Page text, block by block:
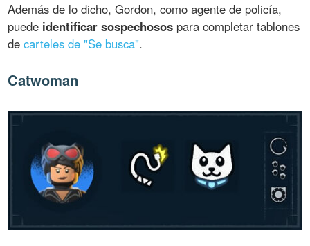
Además de lo dicho, Gordon, como agente de policía,
puede identificar sospechosos para completar tablones
decarteles de "Se busca".
Catwoman